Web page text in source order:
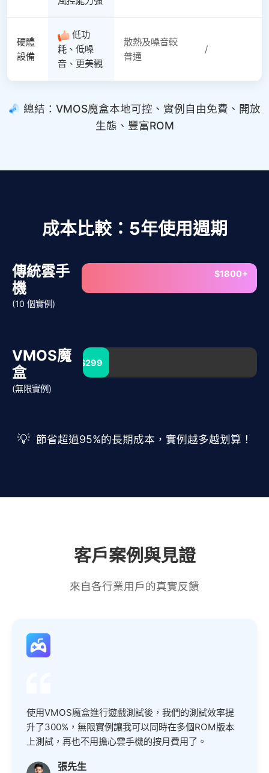
硬體
設備
低功
耗、低噪
音、更美觀
散熱及噪音較
普通
/
總結：VMOS魔盒本地可控、實例自由免費、開放
生態、豐富ROM
成本比較：5年使用週期
傳統雲手
機
(10 個實例)
$1800+
VMOS魔
盒
(無限實例)
$299
💡 節省超過95%的長期成本，實例越多越划算！
客戶案例與見證
來自各行業用戶的真實反饋
使用VMOS魔盒進行遊戲測試後，我們的測試效率提
升了300%，無限實例讓我可以同時在多個ROM版本
上測試，再也不用擔心雲手機的按月費用了。
張先生